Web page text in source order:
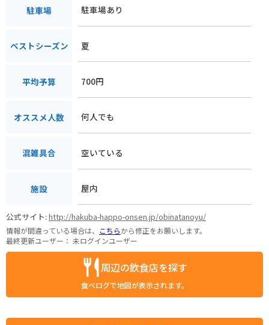
駐車場 駐車場あり
ベストシーズン 夏
平均予算 700円
オススメ人数 何人でも
混雑具合 空いている
施設 屋内
公式サイト:http://hakuba-happo-onsen.jp/obinatanoyu/
情報が間違っている場合は、 こちらから修正をお願いします。
最終更新ユーザー： 未ログインユーザー
周辺の飲食店を探す
食べログで地図が表示されます。